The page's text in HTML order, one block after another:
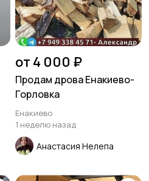
от 4 000 ₽
Продам дрова Енакиево-
Горловка
Енакиево
1 неделю назад
Анастасия Нелепа